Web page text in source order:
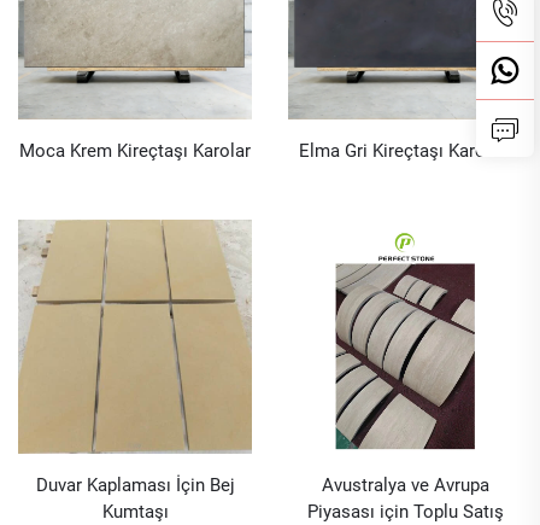
Moca Krem Kireçtaşı Karolar Elma Gri Kireçtaşı Karoları
Duvar Kaplaması İçin Bej
Kumtaşı
Avustralya ve Avrupa
Piyasası için Toplu Satış